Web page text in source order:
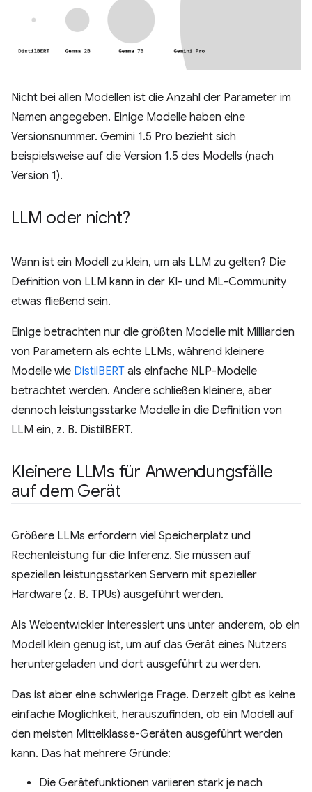
Nicht bei allen Modellen ist die Anzahl der Parameter im
Namen angegeben. Einige Modelle haben eine
Versionsnummer. Gemini 1.5 Pro bezieht sich
beispielsweise auf die Version 1.5 des Modells (nach
Version 1).
LLM oder nicht?
Wann ist ein Modell zu klein, um als LLM zu gelten? Die
Definition von LLM kann in der KI- und ML-Community
etwas fließend sein.
Einige betrachten nur die größten Modelle mit Milliarden
von Parametern als echte LLMs, während kleinere
Modelle wie DistilBERT als einfache NLP-Modelle
betrachtet werden. Andere schließen kleinere, aber
dennoch leistungsstarke Modelle in die Definition von
LLM ein, z. B. DistilBERT.
Kleinere LLMs für Anwendungsfälle
auf dem Gerät
Größere LLMs erfordern viel Speicherplatz und
Rechenleistung für die Inferenz. Sie müssen auf
speziellen leistungsstarken Servern mit spezieller
Hardware (z. B. TPUs) ausgeführt werden.
Als Webentwickler interessiert uns unter anderem, ob ein
Modell klein genug ist, um auf das Gerät eines Nutzers
heruntergeladen und dort ausgeführt zu werden.
Das ist aber eine schwierige Frage. Derzeit gibt es keine
einfache Möglichkeit, herauszufinden, ob ein Modell auf
den meisten Mittelklasse-Geräten ausgeführt werden
kann. Das hat mehrere Gründe:
Die Gerätefunktionen variieren stark je nach